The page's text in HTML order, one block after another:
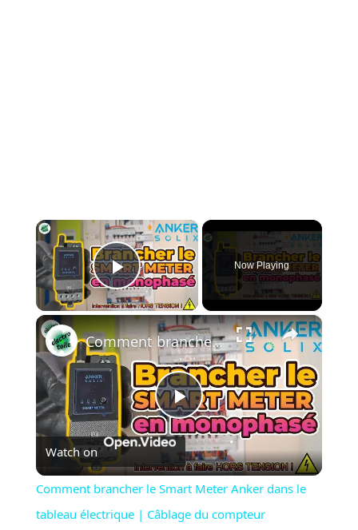
×
Play Video
Now Playing
×
Play
Video
Comment brancher le Smart Meter Anker dans le tableau électrique | Câblage du compteur intelligent
Watch on
Comment brancher le Smart Meter Anker dans le
tableau électrique | Câblage du compteur